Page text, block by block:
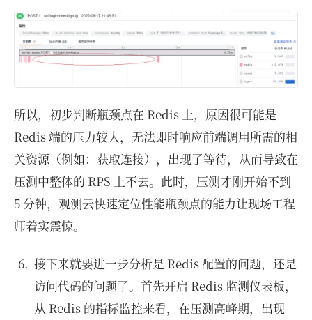
所以，初步判断瓶颈点在 Redis 上，原因很可能是
Redis 端的压力较大，无法即时响应前端调用所需的相
关资源（例如：获取连接），出现了等待，从而导致在
压测中整体的 RPS 上不去。此时，压测才刚开始不到
5 分钟，观测云快速定位性能瓶颈点的能力让现场工程
师着实震惊。
接下来就要进一步分析是 Redis 配置的问题，还是
访问代码的问题了。首先开启 Redis 监测仪表板，
从 Redis 的指标监控来看，在压测高峰期，出现